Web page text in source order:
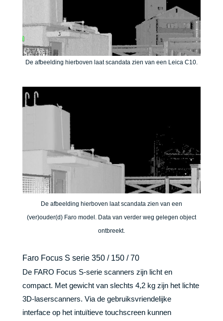
De afbeelding hierboven laat scandata zien van een Leica C10.
De afbeelding hierboven laat scandata zien van een
(ver)ouder(d) Faro model. Data van verder weg gelegen object
ontbreekt.
Faro Focus S serie 350 / 150 / 70
De FARO Focus S-serie scanners zijn licht en
compact. Met gewicht van slechts 4,2 kg zijn het lichte
3D-laserscanners. Via de gebruiksvriendelijke
interface op het intuïtieve touchscreen kunnen